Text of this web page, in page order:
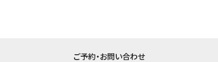
ご予約・お問い合わせ